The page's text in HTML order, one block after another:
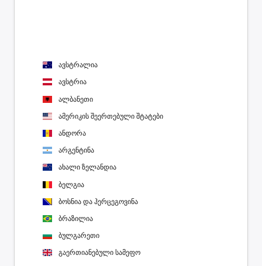
ავსტრალია
ავსტრია
ალბანეთი
ამერიკის შეერთებული შტატები
ანდორა
არგენტინა
ახალი ზელანდია
ბელგია
ბოსნია და ჰერცეგოვინა
ბრაზილია
ბულგარეთი
გაერთიანებული სამეფო